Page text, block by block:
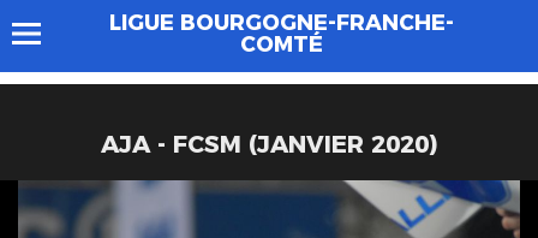
LIGUE BOURGOGNE-FRANCHE-
COMTÉ
AJA - FCSM (JANVIER 2020)